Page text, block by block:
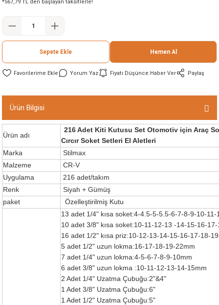
*567,79 TL den başlayan taksitlerle!
Sepete Ekle Hemen Al
Yorum Yaz Fiyatı Düşünce Haber Ver Paylaş
Ürün Bilgisi
Ürün adı
216 Adet Kiti Kutusu Set Otomotiv için Araç
Cırcır Soket Setleri El Aletleri
Marka
Stilmax
Malzeme
CR-V
Uygulama
216 adet/takım
Renk
Siyah + Gümüş
paket
Özelleştirilmiş Kutu
13 adet 1/4" kısa soket:4-4.5-5-5.5-6-7-8-9-10-
10 adet 3/8" kısa soket:10-11-12-13 -14-15-16-
16 adet 1/2" kısa priz:10-12-13-14-15-16-17-18-
5 adet 1/2" uzun lokma:16-17-18-19-22mm
7 adet 1/4" uzun lokma:4-5-6-7-8-9-10mm
6 adet 3/8" uzun lokma :10-11-12-13-14-15mm
2 Adet 1/4" Uzatma Çubuğu:2"&4"
1 Adet 3/8" Uzatma Çubuğu:6"
1 Adet 1/2" Uzatma Çubuğu:5"